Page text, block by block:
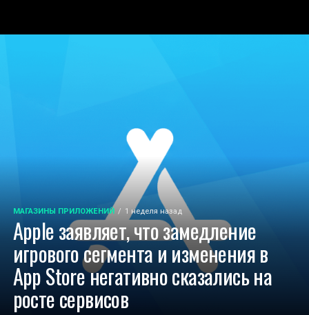
МАГАЗИНЫ ПРИЛОЖЕНИЙ 1 неделя назад
Apple заявляет, что замедление
игрового сегмента и изменения в
App Store негативно сказались на
росте сервисов